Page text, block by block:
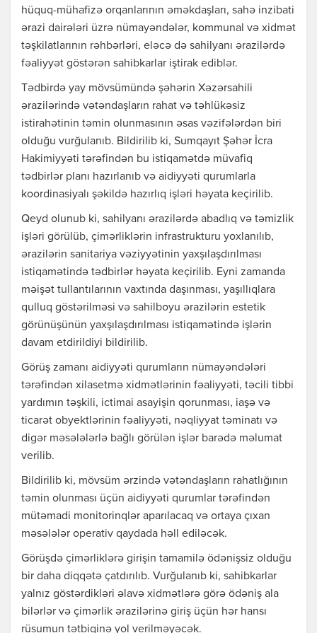
hüquq-mühafizə orqanlarının əməkdaşları, sahə inzibati
ərazi dairələri üzrə nümayəndələr, kommunal və xidmət
təşkilatlarının rəhbərləri, eləcə də sahilyanı ərazilərdə
fəaliyyət göstərən sahibkarlar iştirak ediblər.
Tədbirdə yay mövsümündə şəhərin Xəzərsahili
ərazilərində vətəndaşların rahat və təhlükəsiz
istirahətinin təmin olunmasının əsas vəzifələrdən biri
olduğu vurğulanıb. Bildirilib ki, Sumqayıt Şəhər İcra
Hakimiyyəti tərəfindən bu istiqamətdə müvafiq
tədbirlər planı hazırlanıb və aidiyyəti qurumlarla
koordinasiyalı şəkildə hazırlıq işləri həyata keçirilib.
Qeyd olunub ki, sahilyanı ərazilərdə abadlıq və təmizlik
işləri görülüb, çimərliklərin infrastrukturu yoxlanılıb,
ərazilərin sanitariya vəziyyətinin yaxşılaşdırılması
istiqamətində tədbirlər həyata keçirilib. Eyni zamanda
məişət tullantılarının vaxtında daşınması, yaşıllıqlara
qulluq göstərilməsi və sahilboyu ərazilərin estetik
görünüşünün yaxşılaşdırılması istiqamətində işlərin
davam etdirildiyi bildirilib.
Görüş zamanı aidiyyəti qurumların nümayəndələri
tərəfindən xilasetmə xidmətlərinin fəaliyyəti, təcili tibbi
yardımın təşkili, ictimai asayişin qorunması, iaşə və
ticarət obyektlərinin fəaliyyəti, nəqliyyat təminatı və
digər məsələlərlə bağlı görülən işlər barədə məlumat
verilib.
Bildirilib ki, mövsüm ərzində vətəndaşların rahatlığının
təmin olunması üçün aidiyyəti qurumlar tərəfindən
mütəmadi monitorinqlər aparılacaq və ortaya çıxan
məsələlər operativ qaydada həll ediləcək.
Görüşdə çimərliklərə girişin tamamilə ödənişsiz olduğu
bir daha diqqətə çatdırılıb. Vurğulanıb ki, sahibkarlar
yalnız göstərdikləri əlavə xidmətlərə görə ödəniş ala
bilərlər və çimərlik ərazilərinə giriş üçün hər hansı
rüsumun tətbiqinə yol verilməyəcək.